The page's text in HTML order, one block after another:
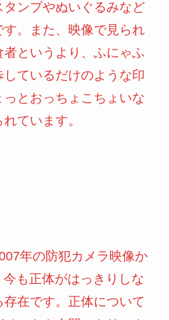
ンプやぬいぐるみなど
。また、映像で見られ
というより、ふにゃふ
ているだけのような印
とおっちょこちょいな
ています。
年の防犯カメラ映像か
も正体がはっきりしな
在です。正体について